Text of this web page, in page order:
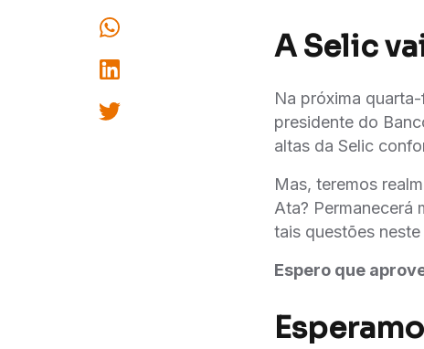
A Selic
Na próxima
presidente do
altas da Selic
Mas, teremos
Ata? Permanecerá
tais questões
Espero que